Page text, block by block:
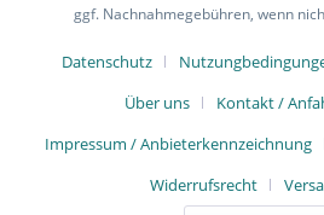
ggf. Nachnahmegebühren, wenn
Datenschutz
Über uns
Kontakt /
Impressum / Anbieterkennzeichnung
Widerrufsrecht